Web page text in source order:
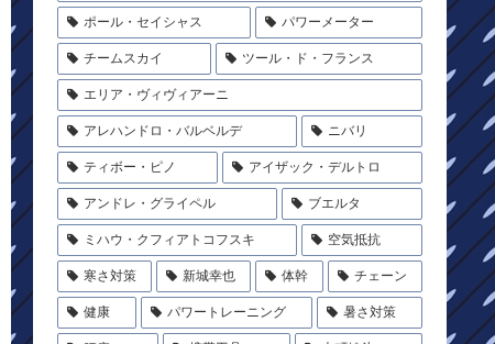
ポール・セイシャス パワーメーター
チームスカイ ツール・ド・フランス
エリア・ヴィヴィアーニ
アレハンドロ・バルベルデ ニバリ
ティボー・ピノ アイザック・デルトロ
アンドレ・グライペル ブエルタ
ミハウ・クフィアトコフスキ 空気抵抗
寒さ対策 新城幸也 体幹 チェーン
健康 パワートレーニング 暑さ対策